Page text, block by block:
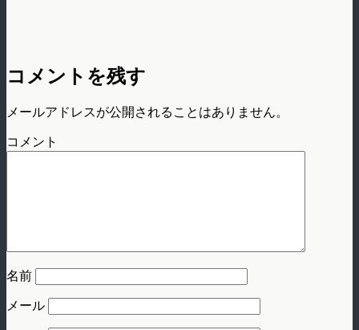
コメントを残す
メールアドレスが公開されることはありません。
コメント
名前
メール